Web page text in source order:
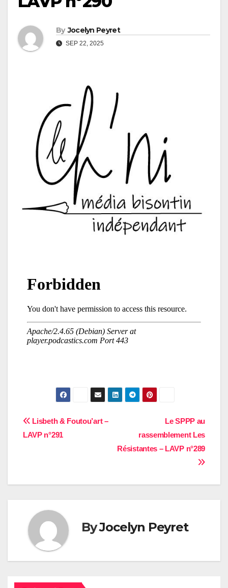
By Jocelyn Peyret
SEP 22, 2025
Navigation
Le SPPP au
rassemblement Les
Résistantes – LAVP n°289
Lisbeth & Foutou’art –
LAVP n°291
ByJocelyn Peyret